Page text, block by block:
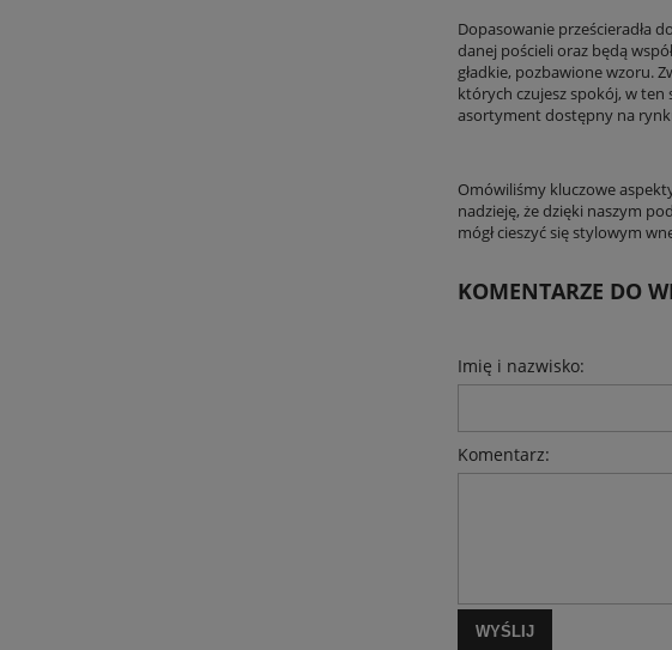
Dopasowanie prześcieradła
danej pościeli oraz będą
gładkie, pozbawione wzoru.
których czujesz spokój, w
asortyment dostępny na
Omówiliśmy kluczowe
nadzieję, że dzięki naszym
mógł cieszyć się stylowym
KOMENTARZE DO
Imię i nazwisko:
Komentarz:
WYŚLIJ